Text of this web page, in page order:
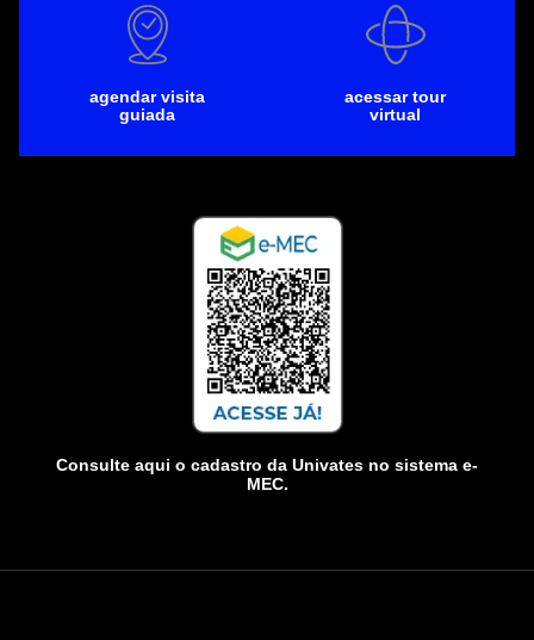
agendar visita
guiada
acessar tour
virtual
Consulte aqui o cadastro da Univates no sistema e-
MEC.